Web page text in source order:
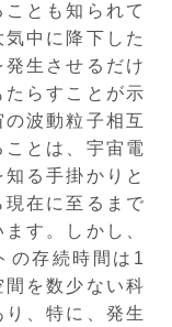
とも知られて
中に降下した
生させるだけ
らすことが示
波動粒子相互
とは、宇宙電
る手掛かりと
在に至るまで
す。しかし、
の存続時間は1
を数少ない科
、特に、発生